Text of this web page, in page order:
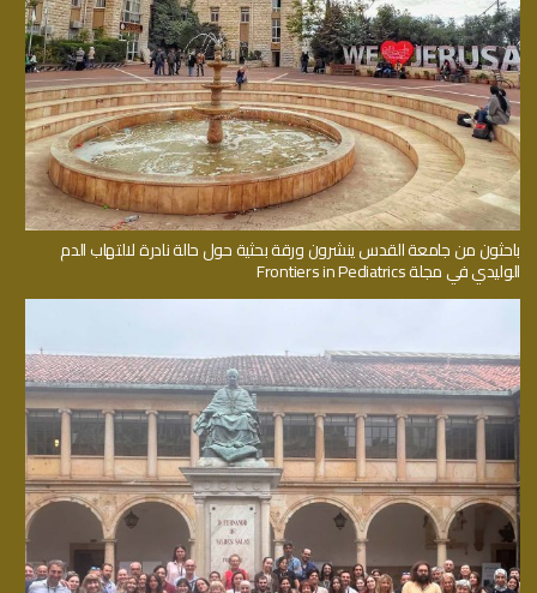
باحثون من جامعة القدس ينشرون ورقة بحثية حول حالة نادرة لالتهاب الدم
الوليدي في مجلة Frontiers in Pediatrics